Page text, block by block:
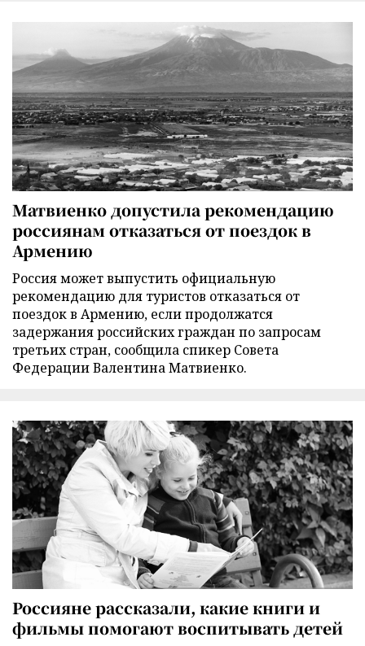
Матвиенко допустила рекомендацию
россиянам отказаться от поездок в
Армению
Россия может выпустить официальную
рекомендацию для туристов отказаться от
поездок в Армению, если продолжатся
задержания российских граждан по запросам
третьих стран, сообщила спикер Совета
Федерации Валентина Матвиенко.
Россияне рассказали, какие книги и
фильмы помогают воспитывать детей